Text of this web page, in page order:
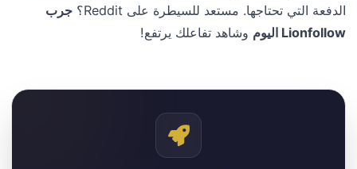
الدفعة التي تحتاجها. مستعد للسيطرة على Reddit؟
جرب
Lionfollow اليوم
وشاهد تفاعلك يرتفع!